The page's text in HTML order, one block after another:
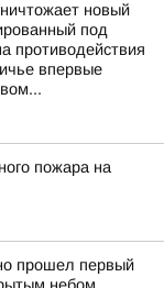
новый
под
противодействия
впервые
пожара на
прошел первый